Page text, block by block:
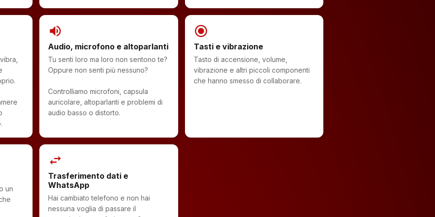
volume_up
Audio, microfono e altoparlanti
Tu senti loro ma loro non sentono te?
Oppure non senti più nessuno?
Controlliamo microfoni, capsula
auricolare, altoparlanti e problemi di
audio basso o distorto.
radio_button_checked
Tasti e vibrazione
Tasto di accensione, volume,
vibrazione e altri piccoli componenti
che hanno smesso di collaborare.
un
swap_horiz
Trasferimento dati e
WhatsApp
Hai cambiato telefono e non hai
nessuna voglia di passare il